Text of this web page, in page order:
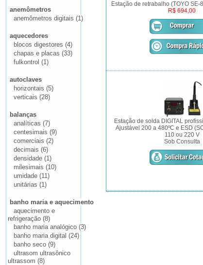
anemômetros
anemômetros digitais (1)
aquecedores
blocos digestores (4)
chapas e placas (33)
fulkontrol (1)
autoclaves
horizontais (5)
verticais (28)
balanças
analíticas (7)
centesimais (9)
comerciais (2)
decimais (6)
densidade (1)
milesimais (10)
umidade (11)
unitárias (1)
banho maria e aquecimento
aquecimento e
refrigeração (8)
banho maria analógico (3)
banho maria digital (24)
banho seco (9)
ultrasom ultrasônico
ultrassom (8)
Estação de retrabalho (TOYO SE-
R$ 694,00
Estação de solda DIGITAL
Ajustável 200 a 480ºC e ESD
110 ou 220 V
Sob Consulta